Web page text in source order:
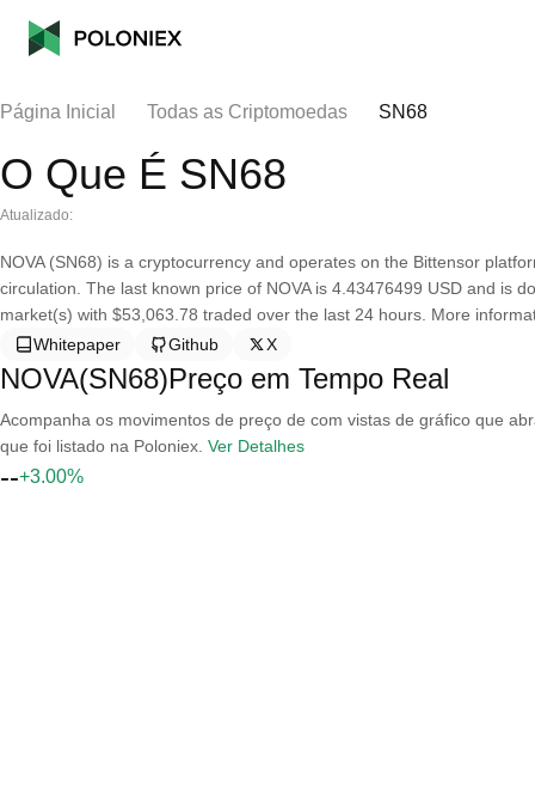
Página Inicial Todas as Criptomoedas SN68
O Que É SN68
Atualizado:
NOVA (SN68) is a cryptocurrency and operates on the Bittensor
circulation. The last known price of NOVA is 4.43476499 USD and is
market(s) with $53,063.78 traded over the last 24 hours. More
Whitepaper
Github X
NOVA(SN68)Preço em Tempo Real
Acompanha os movimentos de preço de com vistas de gráfico que
que foi listado na Poloniex. Ver Detalhes
--+3.00%